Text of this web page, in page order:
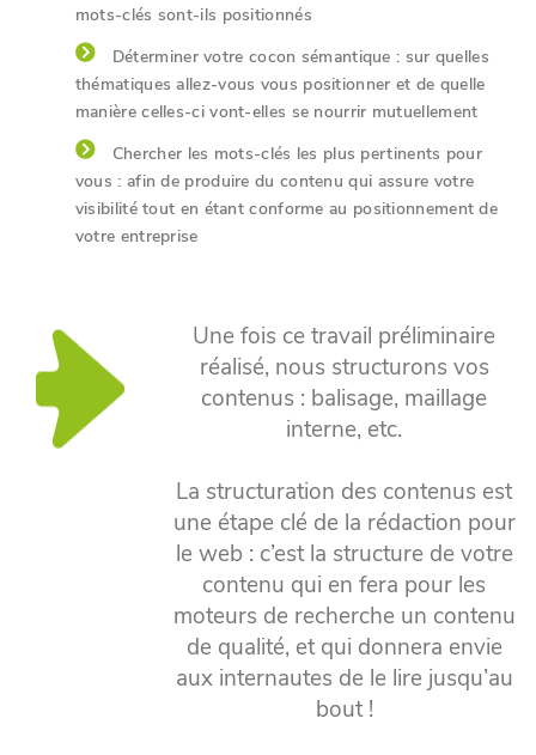
mots-clés sont-ils positionnés
Déterminer votre cocon sémantique : sur quelles
thématiques allez-vous vous positionner et de quelle
manière celles-ci vont-elles se nourrir mutuellement
Chercher les mots-clés les plus pertinents pour
vous : afin de produire du contenu qui assure votre
visibilité tout en étant conforme au positionnement de
votre entreprise
Une fois ce travail préliminaire
réalisé, nous structurons vos
contenus : balisage, maillage
interne, etc.
La structuration des contenus est
une étape clé de la rédaction pour
le web : c’est la structure de votre
contenu qui en fera pour les
moteurs de recherche un contenu
de qualité, et qui donnera envie
aux internautes de le lire jusqu’au
bout !